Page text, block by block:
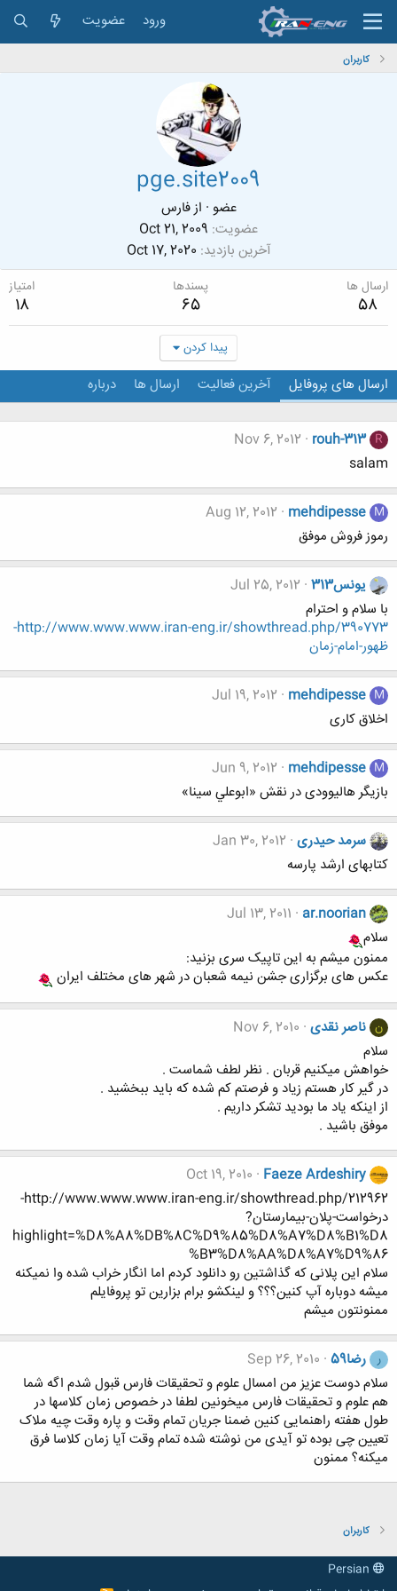
ورود عضویت
کاربران
pge.site2009
عضو · ازفارس
عضویت Oct 21, 2009
آخرین بازدید Oct 17, 2020
ارسال ها
58
پسندها
65
امتیاز
18
پیدا کردن
ارسال های پروفایل آخرین فعالیت ارسال ها درباره
R
rouh-313
Nov 6, 2012
salam
M
mehdipesse
Aug 12, 2012
رموز فروش موفق
یونس313
Jul 25, 2012
با سلام و احترام
http://www.www.www.iran-eng.ir/showthread.php/390773-
ظهور-امام-زمان
M
mehdipesse
Jul 19, 2012
اخلاق کاری
M
mehdipesse
Jun 9, 2012
بازیگر هالیوودی در نقش «ابوعلي سينا»
سرمد حیدری Jan 30, 2012
کتابهای ارشد پارسه
ar.noorian
Jul 13, 2011
سلام
ممنون میشم به این تاپیک سری بزنید:
عکس های برگزاری جشن نیمه شعبان در شهر های مختلف ایران
ن ناصر نقدی Nov 6, 2010
سلام
خواهش میکنیم قربان . نظر لطف شماست .
در گیر کار هستم زیاد و فرصتم کم شده که باید ببخشید .
از اینکه یاد ما بودید تشکر داریم .
موفق باشید .
Faeze Ardeshiry
Oct 19, 2010
http://www.www.www.iran-eng.ir/showthread.php/212962-
درخواست-پلان-بیمارستان?
highlight=%D8%A8%DB%8C%D9%85%D8%A7%D8%B1%D8
%B3%D8%AA%D8%A7%D9%86
سلام این پلانی که گذاشتین رو دانلود کردم اما انگار خراب شده وا نمیکنه
میشه دوباره آپ کنین؟؟؟ و لینکشو برام بزارین تو پروفایلم
ممنونتون میشم
ر رضا59
Sep 26, 2010
سلام دوست عزیز من امسال علوم و تحقیقات فارس قبول شدم اگه شما
هم علوم و تحقیقات فارس میخونین لطفا در خصوص زمان کلاسها در
طول هفته راهنمایی کنین ضمنا جریان تمام وقت و پاره وقت چیه ملاک
تعیین چی بوده تو آیدی من نوشته شده تمام وقت آیا زمان کلاسا فرق
میکنه؟ ممنون
کاربران